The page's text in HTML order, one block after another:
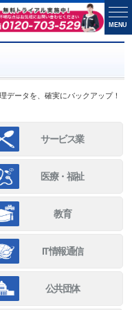
データを、確実にバックアップ！
サービス業
医療・福祉
教育
IT情報通信
公共団体
MENU